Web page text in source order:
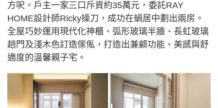
方呎。戶主一家三口斥資約35萬元，委託RAY
HOME設計師Ricky操刀，成功在蝸居中劃出兩房。
全屋巧妙運用現代化神櫃、弧形玻璃半牆、長虹玻璃
趟門及淺木色訂造傢俬，打造出兼顧功能、美感與舒
適度的溫馨親子宅。